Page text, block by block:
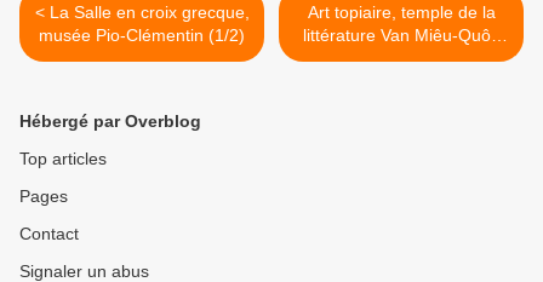
< La Salle en croix grecque,
musée Pio-Clémentin (1/2)
Art topiaire, temple de la
littérature Van Miêu-Quôc
Tu Giam >
Hébergé par Overblog
Top articles
Pages
Contact
Signaler un abus